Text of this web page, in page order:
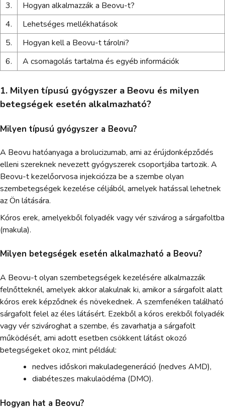
3.
Hogyan alkalmazzák a Beovu-t?
4.
Lehetséges mellékhatások
5.
Hogyan kell a Beovu-t tárolni?
6.
A csomagolás tartalma és egyéb információk
1. Milyen típusú gyógyszer a Beovu és milyen
betegségek esetén alkalmazható?
Milyen típusú gyógyszer a Beovu?
A Beovu hatóanyaga a brolucizumab, ami az érújdonképződés
elleni szereknek nevezett gyógyszerek csoportjába tartozik. A
Beovu-t kezelőorvosa injekciózza be a szembe olyan
szembetegségek kezelése céljából, amelyek hatással lehetnek
az Ön látására.
Kóros erek, amelyekből folyadék vagy vér szivárog a sárgafoltba
(makula).
Milyen betegségek esetén alkalmazható a Beovu?
A Beovu-t olyan szembetegségek kezelésére alkalmazzák
felnőtteknél, amelyek akkor alakulnak ki, amikor a sárgafolt alatt
kóros erek képződnek és növekednek. A szemfenéken található
sárgafolt felel az éles látásért. Ezekből a kóros erekből folyadék
vagy vér szivároghat a szembe, és zavarhatja a sárgafolt
működését, ami adott esetben csökkent látást okozó
betegségeket okoz, mint például:
nedves időskori makuladegeneráció (nedves AMD),
diabéteszes makulaödéma (DMO).
Hogyan hat a Beovu?